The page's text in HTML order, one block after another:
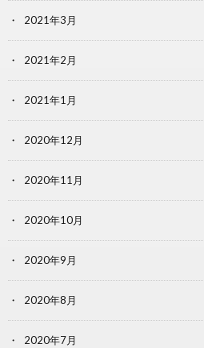
2021年3月
2021年2月
2021年1月
2020年12月
2020年11月
2020年10月
2020年9月
2020年8月
2020年7月